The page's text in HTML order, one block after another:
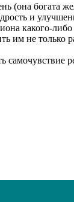
(она богата
и
какого-
не только